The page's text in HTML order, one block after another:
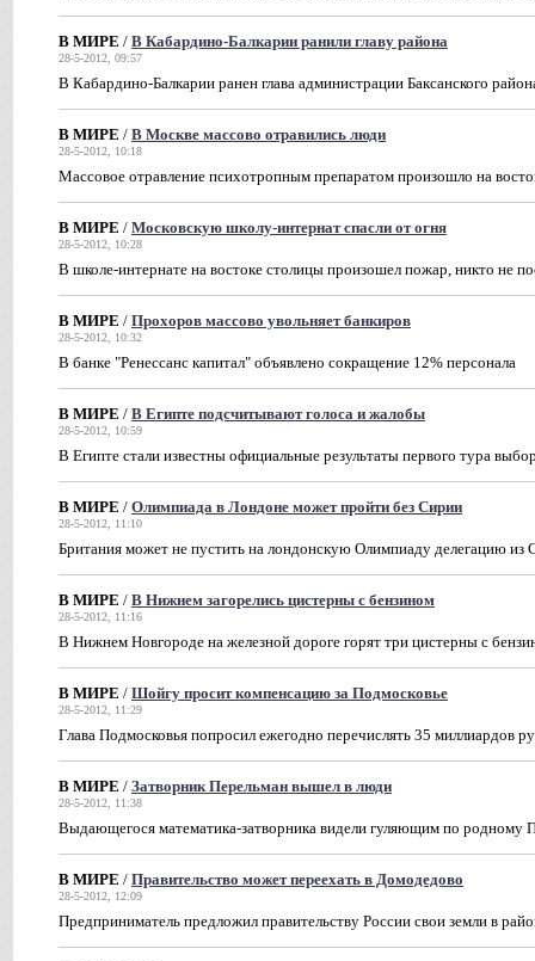
В МИРЕ / В Кабардино-Балкарии ранили главу района
28-5-2012, 09:57
В Кабардино-Балкарии ранен глава администрации Баксанского
В МИРЕ / В Москве массово отравились люди
28-5-2012, 10:18
Массовое отравление психотропным препаратом произошло на
В МИРЕ / Московскую школу-интернат спасли от огня
28-5-2012, 10:28
В школе-интернате на востоке столицы произошел пожар, никто не
В МИРЕ / Прохоров массово увольняет банкиров
28-5-2012, 10:32
В банке "Ренессанс капитал" объявлено сокращение 12% персонала
В МИРЕ / В Египте подсчитывают голоса и жалобы
28-5-2012, 10:59
В Египте стали известны официальные результаты первого тура
В МИРЕ / Олимпиада в Лондоне может пройти без Сирии
28-5-2012, 11:10
Британия может не пустить на лондонскую Олимпиаду делегацию из
В МИРЕ / В Нижнем загорелись цистерны с бензином
28-5-2012, 11:16
В Нижнем Новгороде на железной дороге горят три цистерны с
В МИРЕ / Шойгу просит компенсацию за Подмосковье
28-5-2012, 11:29
Глава Подмосковья попросил ежегодно перечислять 35 миллиардов
В МИРЕ / Затворник Перельман вышел в люди
28-5-2012, 11:38
Выдающегося математика-затворника видели гуляющим по родному
В МИРЕ / Правительство может переехать в Домодедово
28-5-2012, 12:09
Предприниматель предложил правительству России свои земли в